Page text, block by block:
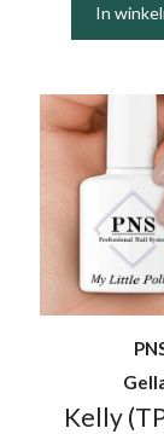
In
Kelly